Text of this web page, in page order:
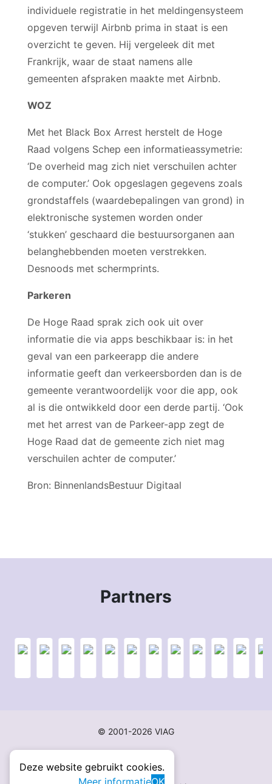
Deze website gebruikt cookies.
Meer informatieOK
individuele registratie in het meldingensysteem
opgeven terwijl Airbnb prima in staat is een
overzicht te geven. Hij vergeleek dit met
Frankrijk, waar de staat namens alle
gemeenten afspraken maakte met Airbnb.
WOZ
Met het Black Box Arrest herstelt de Hoge
Raad volgens Schep een informatieassymetrie:
‘De overheid mag zich niet verschuilen achter
de computer.’ Ook opgeslagen gegevens zoals
grondstaffels (waardebepalingen van grond) in
elektronische systemen worden onder
‘stukken’ geschaard die bestuursorganen aan
belanghebbenden moeten verstrekken.
Desnoods met schermprints.
Parkeren
De Hoge Raad sprak zich ook uit over
informatie die via apps beschikbaar is: in het
geval van een parkeerapp die andere
informatie geeft dan verkeersborden dan is de
gemeente verantwoordelijk voor die app, ook
al is die ontwikkeld door een derde partij. ‘Ook
met het arrest van de Parkeer-app zegt de
Hoge Raad dat de gemeente zich niet mag
verschuilen achter de computer.’
Bron: BinnenlandsBestuur Digitaal
Partners
© 2001-2026 VIAG